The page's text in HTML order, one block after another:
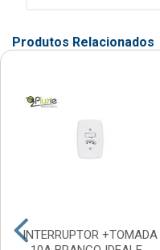
Produtos Relacionados
INTERRUPTOR +TOMADA